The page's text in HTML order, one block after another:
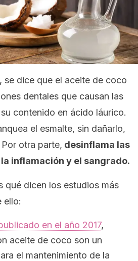
se dice que el aceite de coco
dentales que causan las
contenido en ácido láurico.
el esmalte, sin dañarlo,
otra parte, desinflama las
inflamación y el sangrado.
qué dicen los estudios más
ello:
en el año 2017,
aceite de coco son un
el mantenimiento de la